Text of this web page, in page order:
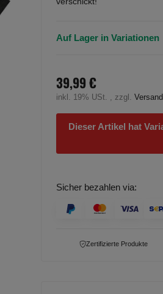
Auf Lager in Variationen
39,99 €
inkl. 19% USt. , zzgl. Versand
Dieser Artikel hat
Sicher bezahlen via:
Zertifizierte Produkte